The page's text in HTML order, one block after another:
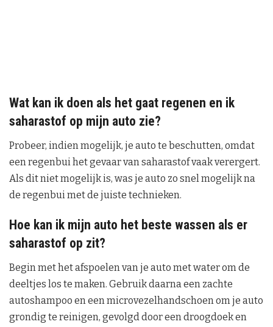
Wat kan ik doen als het gaat regenen en ik
saharastof op mijn auto zie?
Probeer, indien mogelijk, je auto te beschutten, omdat
een regenbui het gevaar van saharastof vaak verergert.
Als dit niet mogelijk is, was je auto zo snel mogelijk na
de regenbui met de juiste technieken.
Hoe kan ik mijn auto het beste wassen als er
saharastof op zit?
Begin met het afspoelen van je auto met water om de
deeltjes los te maken. Gebruik daarna een zachte
autoshampoo en een microvezelhandschoen om je auto
grondig te reinigen, gevolgd door een droogdoek en